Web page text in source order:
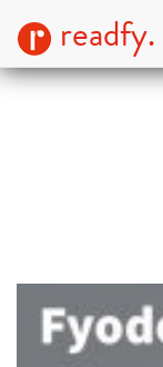
readfy.